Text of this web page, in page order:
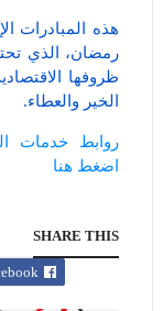
هذه المبادرات
رمضان، الذي
ظروفها
الخير والعطاء.
روابط خدمات
اضغط هنا
SHARE THIS
Facebook